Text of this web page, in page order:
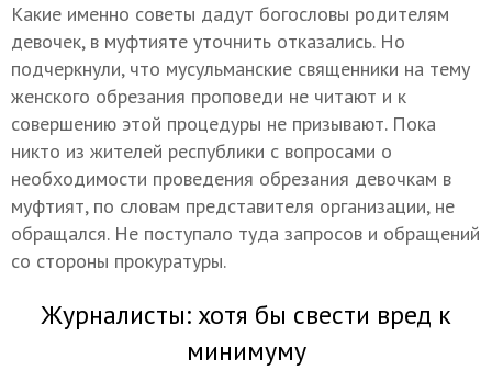
Какие именно советы дадут богословы родителям
девочек, в муфтияте уточнить отказались. Но
подчеркнули, что мусульманские священники на тему
женского обрезания проповеди не читают и к
совершению этой процедуры не призывают. Пока
никто из жителей республики с вопросами о
необходимости проведения обрезания девочкам в
муфтият, по словам представителя организации, не
обращался. Не поступало туда запросов и обращений
со стороны прокуратуры.
Журналисты: хотя бы свести вред к
минимуму